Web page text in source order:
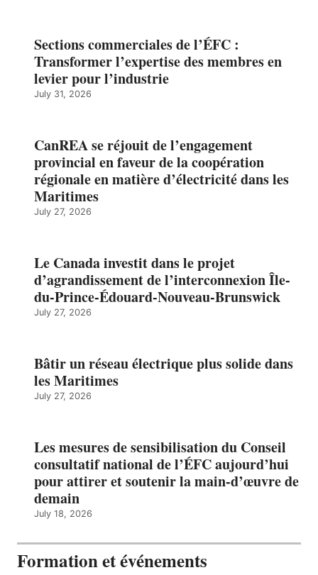
Sections commerciales de l’ÉFC :
Transformer l’expertise des membres en
levier pour l’industrie
July 31, 2026
CanREA se réjouit de l’engagement
provincial en faveur de la coopération
régionale en matière d’électricité dans les
Maritimes
July 27, 2026
Le Canada investit dans le projet
d’agrandissement de l’interconnexion Île-
du-Prince-Édouard-Nouveau-Brunswick
July 27, 2026
Bâtir un réseau électrique plus solide dans
les Maritimes
July 27, 2026
Les mesures de sensibilisation du Conseil
consultatif national de l’ÉFC aujourd’hui
pour attirer et soutenir la main-d’œuvre de
demain
July 18, 2026
Formation et événements